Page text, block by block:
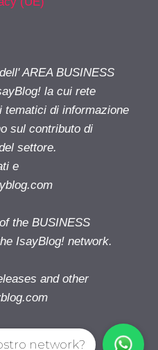
AREA BUSINESS
la cui rete
tematici di informazione
sul contributo di
settore.
e
the BUSINESS
IsayBlog! network.
and other
network?